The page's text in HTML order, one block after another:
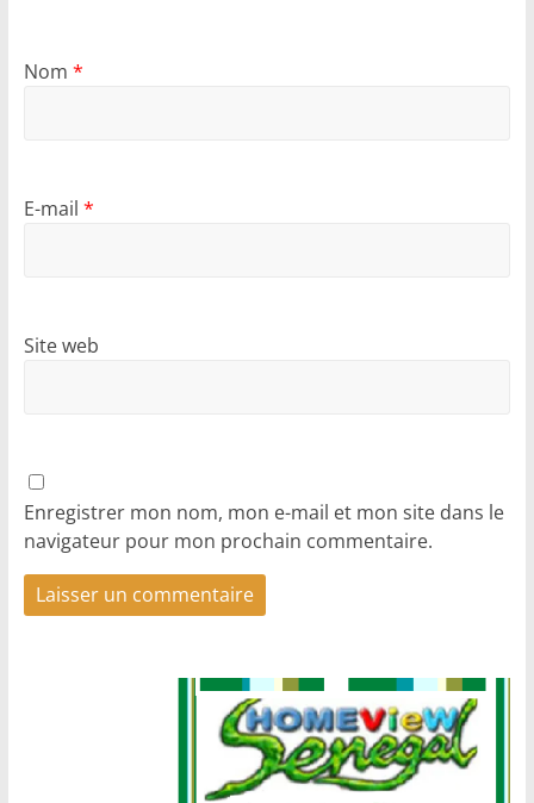
Nom *
E-mail *
Site web
Enregistrer mon nom, mon e-mail et mon site dans le
navigateur pour mon prochain commentaire.